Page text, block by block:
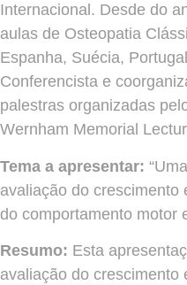
Internacional. Desde do
aulas de Osteopatia
Espanha, Suécia,
Conferencista e
palestras organizadas
Wernham Memorial
Tema a apresentar:
avaliação do crescimento
do comportamento motor
Resumo: Esta
avaliação do crescimento